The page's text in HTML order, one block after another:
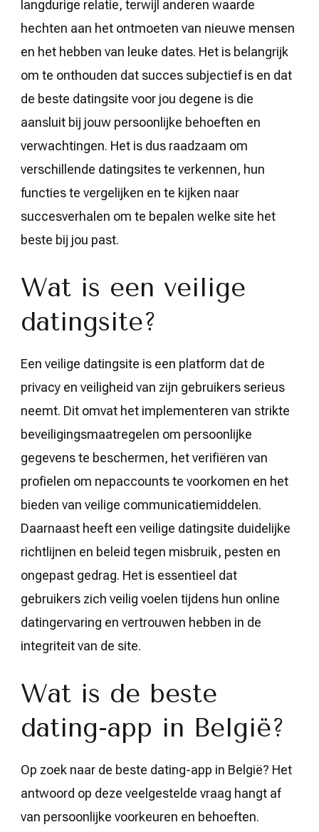
langdurige relatie, terwijl anderen waarde
hechten aan het ontmoeten van nieuwe mensen
en het hebben van leuke dates. Het is belangrijk
om te onthouden dat succes subjectief is en dat
de beste datingsite voor jou degene is die
aansluit bij jouw persoonlijke behoeften en
verwachtingen. Het is dus raadzaam om
verschillende datingsites te verkennen, hun
functies te vergelijken en te kijken naar
succesverhalen om te bepalen welke site het
beste bij jou past.
Wat is een veilige
datingsite?
Een veilige datingsite is een platform dat de
privacy en veiligheid van zijn gebruikers serieus
neemt. Dit omvat het implementeren van strikte
beveiligingsmaatregelen om persoonlijke
gegevens te beschermen, het verifiëren van
profielen om nepaccounts te voorkomen en het
bieden van veilige communicatiemiddelen.
Daarnaast heeft een veilige datingsite duidelijke
richtlijnen en beleid tegen misbruik, pesten en
ongepast gedrag. Het is essentieel dat
gebruikers zich veilig voelen tijdens hun online
datingervaring en vertrouwen hebben in de
integriteit van de site.
Wat is de beste
dating-app in België?
Op zoek naar de beste dating-app in België? Het
antwoord op deze veelgestelde vraag hangt af
van persoonlijke voorkeuren en behoeften.